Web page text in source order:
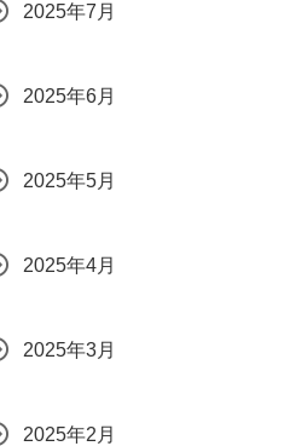
2025年7月
2025年6月
2025年5月
2025年4月
2025年3月
2025年2月